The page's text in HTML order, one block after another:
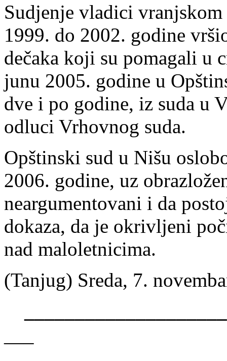
Sudjenje vladici
1999. do 2002. godine
dečaka koji su pomagali u
junu 2005. godine u
dve i po godine, iz suda u
odluci Vrhovnog suda.
Opštinski sud u Nišu
2006. godine, uz
neargumentovani i da
dokaza, da je okrivljeni
nad maloletnicima.
(Tanjug) Sreda, 7.
—–